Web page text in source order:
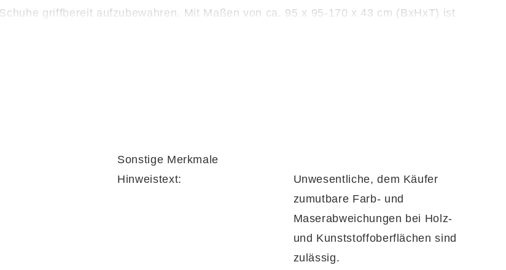
griffbereit aufzubewahren. Mit Maßen von ca. 95 x 95-170 x 43 cm (BxHxT) ist
Sonstige Merkmale
Hinweistext:
Unwesentliche, dem Käufer
zumutbare Farb- und
Maserabweichungen bei Holz-
und Kunststoffoberflächen sind
zulässig.